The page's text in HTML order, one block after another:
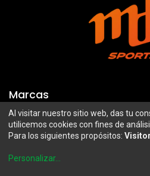
Marcas
Troy Lee Designs
100%
Airoh
Al visitar nuestro sitio web, das tu
utilicemos cookies con fines de
Para los siguientes propósitos:
Personalizar...